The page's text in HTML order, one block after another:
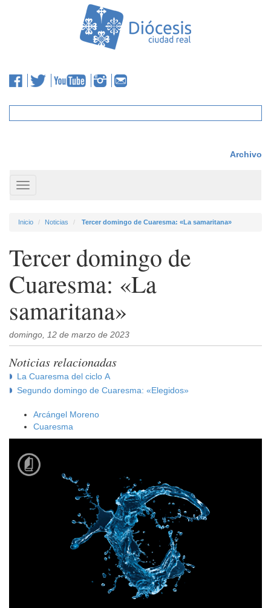
Archivo
Toggle
navigation
Inicio Noticias Tercer domingo de Cuaresma: «La samaritana»
Tercer domingo de
Cuaresma: «La
samaritana»
domingo, 12 de marzo de 2023
Noticias relacionadas
La Cuaresma del ciclo A
Segundo domingo de Cuaresma: «Elegidos»
Arcángel Moreno
Cuaresma